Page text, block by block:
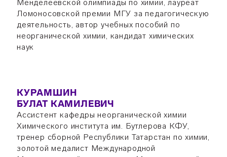
Менделеевской олимпиады по химии, лауреат
Ломоносовской премии МГУ за педагогическую
деятельность, автор учебных пособий по
неорганической химии, кандидат химических
наук
КУРАМШИН
БУЛАТ КАМИЛЕВИЧ
Ассистент кафедры неорганической химии
Химического института им. Бутлерова КФУ,
тренер сборной Республики Татарстан по химии,
золотой медалист Международной